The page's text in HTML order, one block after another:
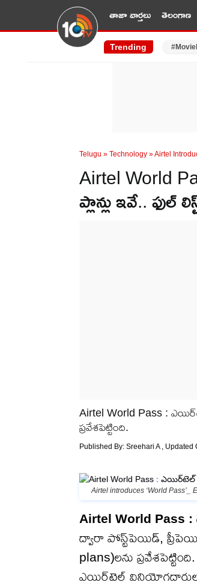
తాజా వార్తలు తెలంగాణ
Trending
Telugu » Technology »Airtel
Airtel World
ప్లాన్లు ఇవే.. ఫుల్
Airtel World Pass :
ప్రవేశపెట్టింది.
Published By: Sreehari A ,
Airtel introduces ‘World Pass’_
Airtel World Pass :
ద్వారా పోస్ట్‌పెయిడ్,
plans)లను
ఎయిర్‌టెల్ వినియోగదారులు